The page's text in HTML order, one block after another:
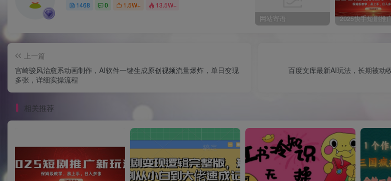
1468 0 1.5W+ 13.5W+
网站寄语
上一篇
宫崎骏风治愈系动画制作，AI软件一键生成原创视频流量爆炸，单日变现
多张，详细实操流程
百度文库最新AI玩法，长期被动
相关推荐